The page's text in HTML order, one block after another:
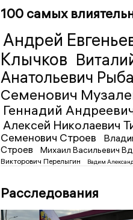
100 самых
Андрей
Клычков
Анатольевич
Семенович
Геннадий
Алексей Николаевич
Семенович Строев
Строев
Михаил Васильевич
Викторович Перелыгин
Вадим
Расследования